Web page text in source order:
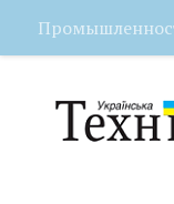
Перейти к